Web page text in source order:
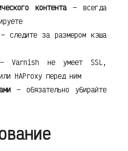
контента— всегда
следите за размером кэша
не умеет SSL,
HAProxy перед ним
— обязательно убирайте